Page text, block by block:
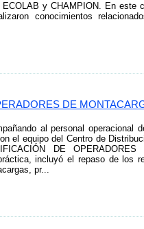
ECOLAB y CHAMPION. En este
conocimientos
DE
al personal operacional
el equipo del Centro de
DE OPERADORES
incluyó el repaso de los
pr...